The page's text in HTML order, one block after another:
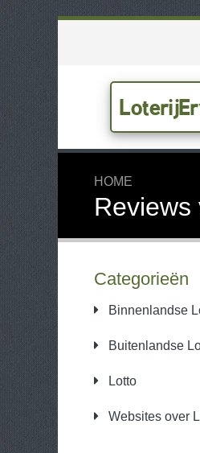
HOME
Categorieën
Binnenlandse
Buitenlandse
Lotto
Websites over